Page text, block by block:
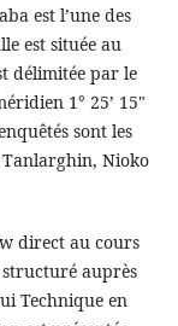
est l’une des
est située au
délimitée par le
1° 25’ 15"
sont les
Tanlarghin, Nioko
direct au cours
structuré auprès
Technique en